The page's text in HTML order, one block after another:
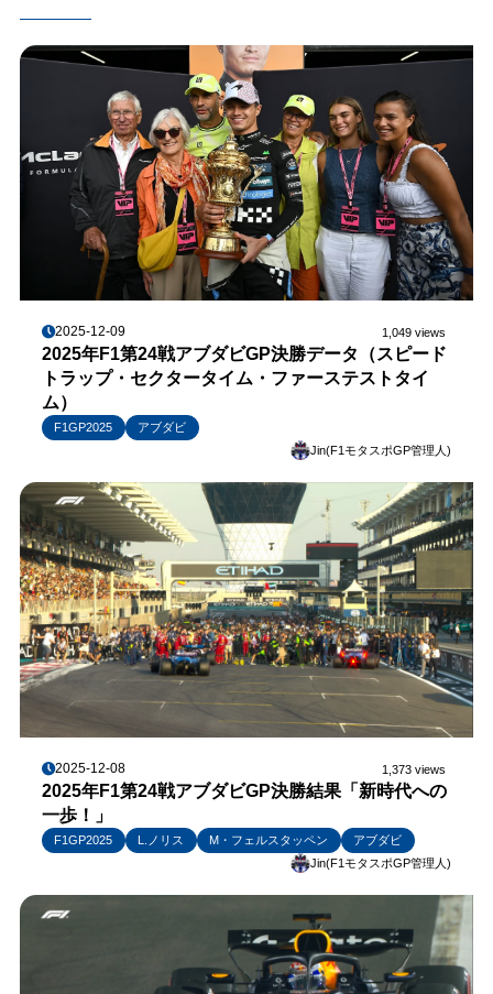
2025-12-09 1,049 views
2025年F1第24戦アブダビGP決勝データ（スピード
トラップ・セクタータイム・ファーステストタイ
ム）
F1GP2025
アブダビ
Jin(F1モタスポGP管理人)
2025-12-08 1,373 views
2025年F1第24戦アブダビGP決勝結果「新時代への
一歩！」
F1GP2025 L.ノリス M・フェルスタッペン
アブダビ
Jin(F1モタスポGP管理人)